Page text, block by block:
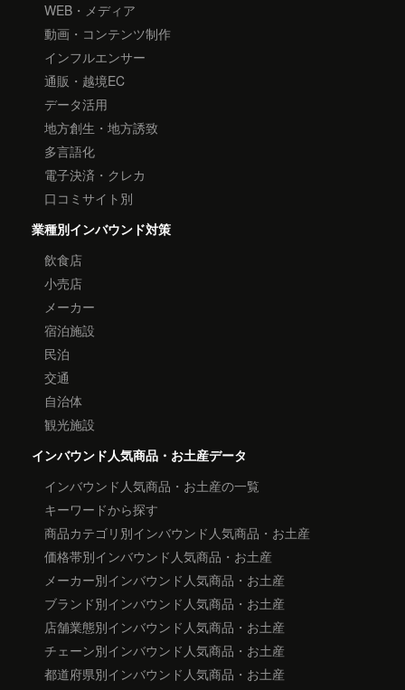
WEB・メディア
動画・コンテンツ制作
インフルエンサー
通販・越境EC
データ活用
地方創生・地方誘致
多言語化
電子決済・クレカ
口コミサイト別
業種別インバウンド対策
飲食店
小売店
メーカー
宿泊施設
民泊
交通
自治体
観光施設
インバウンド人気商品・お土産データ
インバウンド人気商品・お土産の一覧
キーワードから探す
商品カテゴリ別インバウンド人気商品・お土産
価格帯別インバウンド人気商品・お土産
メーカー別インバウンド人気商品・お土産
ブランド別インバウンド人気商品・お土産
店舗業態別インバウンド人気商品・お土産
チェーン別インバウンド人気商品・お土産
都道府県別インバウンド人気商品・お土産